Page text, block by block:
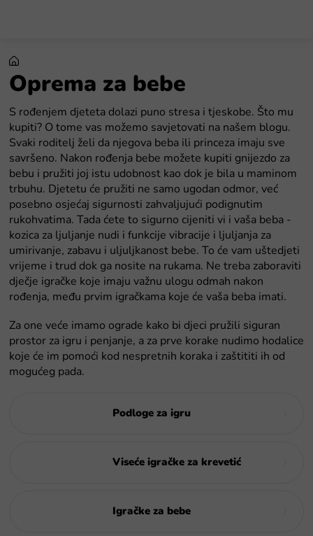
Oprema za bebe
S rođenjem djeteta dolazi puno stresa i tjeskobe. Što mu
kupiti? O tome vas možemo savjetovati na našem blogu.
Svaki roditelj želi da njegova beba ili princeza imaju sve
savršeno. Nakon rođenja bebe možete kupiti gnijezdo za
bebu i pružiti joj istu udobnost kao dok je bila u maminom
trbuhu. Djetetu će pružiti ne samo ugodan odmor, već
posebno osjećaj sigurnosti zahvaljujući podignutim
rukohvatima. Tada ćete to sigurno cijeniti vi i vaša beba -
kozica za ljuljanje nudi i funkcije vibracije i ljuljanja za
umirivanje, zabavu i uljuljkanost bebe. To će vam uštedjeti
vrijeme i trud dok ga nosite na rukama. Ne treba zaboraviti
dječje igračke koje imaju važnu ulogu odmah nakon
rođenja, među prvim igračkama koje će vaša beba imati.
Za one veće imamo ograde kako bi djeci pružili siguran
prostor za igru ​​i penjanje, a za prve korake nudimo hodalice
koje će im pomoći kod nespretnih koraka i zaštititi ih od
mogućeg pada.
Podloge za igru
Viseće igračke za krevetić
Igračke za bebe